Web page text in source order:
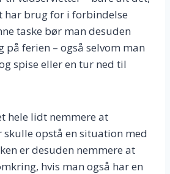
har brug for i forbindelse
taske bør man desuden
på ferien – også selvom man
spise eller en tur ned til
hele lidt nemmere at
skulle opstå en situation med
er desuden nemmere at
hvis man også har en